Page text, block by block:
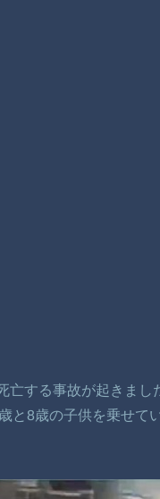
亡する事故が起きまし
と8歳の子供を乗せて